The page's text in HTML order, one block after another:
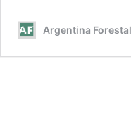
Argentina Forestal